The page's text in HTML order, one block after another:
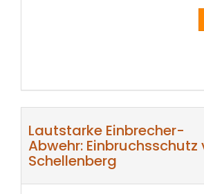
Lautstarke Einbrecher-
Abwehr: Einbruchsschutz
Schellenberg